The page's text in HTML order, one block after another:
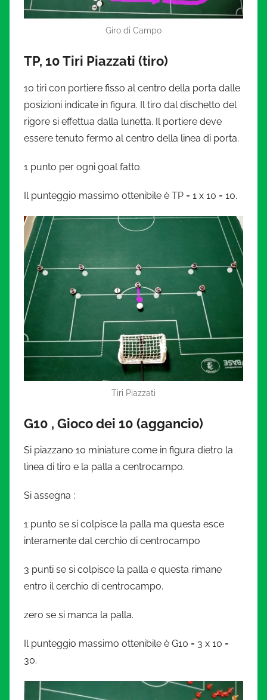
Giro di Campo
TP, 10 Tiri Piazzati (tiro)
10 tiri con portiere fisso al centro della porta dalle
posizioni indicate in figura. Il tiro dal dischetto del
rigore si effettua dalla lunetta. Il portiere deve
essere tenuto fermo al centro della linea di porta.
1 punto per ogni goal fatto.
Il punteggio massimo ottenibile è TP = 1 x 10 = 10.
Tiri Piazzati
G10 , Gioco dei 10 (aggancio)
Si piazzano 10 miniature come in figura dietro la
linea di tiro e la palla a centrocampo.
Si assegna :
1 punto se si colpisce la palla ma questa esce
interamente dal cerchio di centrocampo
3 punti se si colpisce la palla e questa rimane
entro il cerchio di centrocampo.
zero se si manca la palla.
Il punteggio massimo ottenibile è G10 = 3 x 10 =
30.